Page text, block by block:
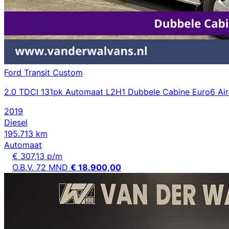
Ford Transit Custom
2.0 TDCI 131pk Automaat L2H1 Dubbele Cabine Euro6
2019
Diesel
195.713 km
Automaat
€ 307,13 p/m
O.B.V. 72 MND € 18.900,00